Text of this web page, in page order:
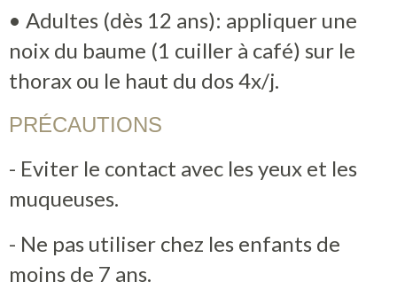
• Adultes (dès 12 ans): appliquer une
noix du baume (1 cuiller à café) sur le
thorax ou le haut du dos 4x/j.
PRÉCAUTIONS
- Eviter le contact avec les yeux et les
muqueuses.
- Ne pas utiliser chez les enfants de
moins de 7 ans.